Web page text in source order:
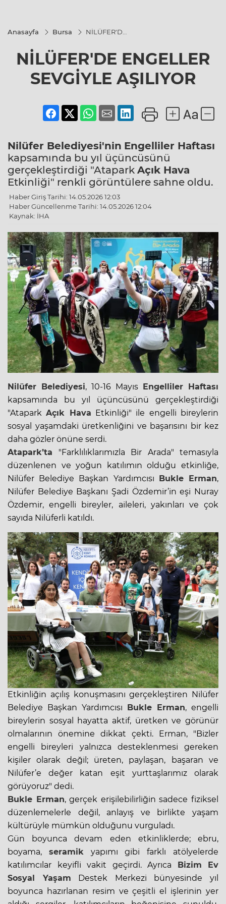
Anasayfa Bursa
NİLÜFER'DE
AŞILIYOR
NİLÜFER'DE ENGELLER
SEVGİYLE AŞILIYOR
Nilüfer Belediyesi'nin Engelliler Haftası
kapsamında bu yıl üçüncüsünü
gerçekleştirdiği "Atapark Açık Hava
Etkinliği" renkli görüntülere sahne oldu.
Haber Giriş Tarihi: 14.05.2026 12:03
Haber Güncellenme Tarihi: 14.05.2026 12:04
Kaynak: İHA
Nilüfer Belediyesi, 10-16 Mayıs Engelliler Haftası
kapsamında bu yıl üçüncüsünü gerçekleştirdiği
"AtaparkAçık Hava Etkinliği" ile engelli bireylerin
sosyal yaşamdaki üretkenliğini ve başarısını bir kez
daha gözler önüne serdi.
Atapark’ta "Farklılıklarımızla Bir Arada" temasıyla
düzenlenen ve yoğun katılımın olduğu etkinliğe,
Nilüfer Belediye Başkan Yardımcısı Bukle Erman,
Nilüfer Belediye Başkanı Şadi Özdemir’in eşi Nuray
Özdemir, engelli bireyler, aileleri, yakınları ve çok
sayıda Nilüferli katıldı.
Etkinliğin açılış konuşmasını gerçekleştiren Nilüfer
Belediye Başkan Yardımcısı Bukle Erman, engelli
bireylerin sosyal hayatta aktif, üretken ve görünür
olmalarının önemine dikkat çekti. Erman, "Bizler
engelli bireyleri yalnızca desteklenmesi gereken
kişiler olarak değil; üreten, paylaşan, başaran ve
Nilüfer’e değer katan eşit yurttaşlarımız olarak
görüyoruz" dedi.
Bukle Erman, gerçek erişilebilirliğin sadece fiziksel
düzenlemelerle değil, anlayış ve birlikte yaşam
kültürüyle mümkün olduğunu vurguladı.
Gün boyunca devam eden etkinliklerde; ebru,
boyama, seramik yapımı gibi farklı atölyelerde
katılımcılar keyifli vakit geçirdi. Ayrıca Bizim Ev
Sosyal Yaşam Destek Merkezi bünyesinde yıl
boyunca hazırlanan resim ve çeşitli el işlerinin yer